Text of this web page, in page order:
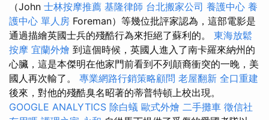
（John 士林按摩推薦 基隆律師 台北搬家公司 養護中心 養
護中心 單人房 Foreman）等幾位批評家認為，這部電影是
通過描繪英國士兵的殘酷行為來拒絕了蘇利的。 東海放鬆
按摩 宜蘭外燴 到這個時候，英國人進入了南卡羅來納州的
心臟，這是本傑明在他家門前看到不列顛裔衝突的一晚，美
國人再次輸了。 專業網路行銷策略顧問 老屋翻新 全口重建
後來，對他的殘酷臭名昭著的蒂普特頓上校出現。
GOOGLE ANALYTICS 除白蟻 歐式外燴 二手攤車 徵信社